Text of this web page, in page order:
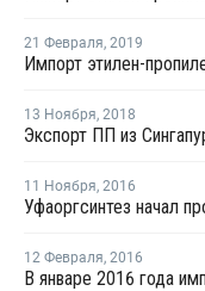
21 Февраля, 2019
13 Ноября, 2018
11 Ноября, 2016
12 Февраля, 2016